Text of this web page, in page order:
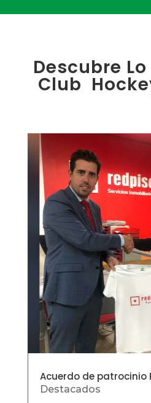
Descubre
Club
Acuerdo de patrocinio
Destacados